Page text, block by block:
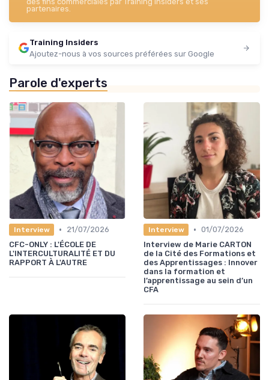
partenaires.
Training Insiders
Ajoutez-nous à vos sources préférées sur Google
Parole d'experts
Interview •
21/07/2026
CFC-ONLY : L'ÉCOLE DE
L'INTERCULTURALITÉ ET DU
RAPPORT À L'AUTRE
Interview • 01/07/2026
Interview de Marie CARTON
de la Cité des Formations et
des Apprentissages : Innover
dans la formation et
l’apprentissage au sein d’un
CFA